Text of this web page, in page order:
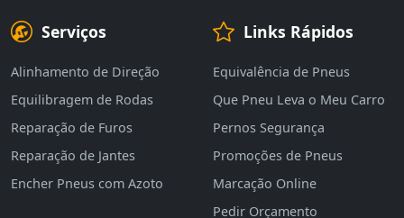
Serviços
Alinhamento de Direção
Equilibragem de Rodas
Reparação de Furos
Reparação de Jantes
Encher Pneus com Azoto
Links Rápidos
Equivalência de Pneus
Que Pneu Leva o Meu Carro
Pernos Segurança
Promoções de Pneus
Marcação Online
Pedir Orçamento